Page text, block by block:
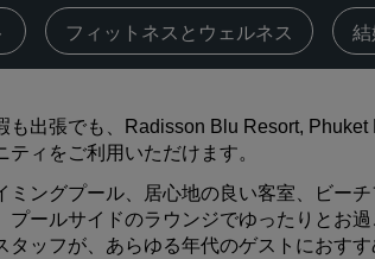
レストランを探す
Radisson Hotels アプリ
‌フィットネスとウェルネス
も出張でも、Radisson Blu Resort,
ィをご利用いただけます。
ミングプール、居心地の良い客室、ビー
プールサイドのラウンジでゆったりとお
ッフが、あらゆる年代のゲストにおす